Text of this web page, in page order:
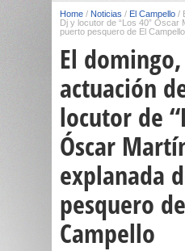
Home / Noticias / El Campello /
Dj y locutor de “Los 40” Óscar
puerto pesquero de El Campello
El
actuación
locutor de
Óscar
explanada
pesquero
Campello